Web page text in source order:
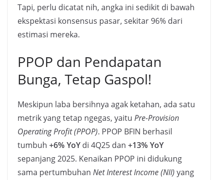
Tapi, perlu dicatat nih, angka ini sedikit di bawah
ekspektasi konsensus pasar, sekitar 96% dari
estimasi mereka.
PPOP dan Pendapatan
Bunga, Tetap Gaspol!
Meskipun laba bersihnya agak ketahan, ada satu
metrik yang tetap ngegas, yaitu Pre-Provision
Operating Profit (PPOP). PPOP BFIN berhasil
tumbuh +6% YoYdi 4Q25 dan +13% YoY
sepanjang 2025. Kenaikan PPOP ini didukung
sama pertumbuhan Net Interest Income (NII) yang